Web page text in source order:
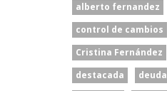
alberto fernandez
control de cambios
Cristina Fernández
destacada
deuda